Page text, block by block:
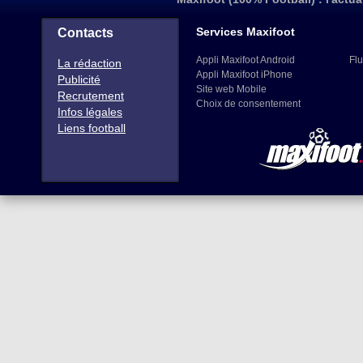
Contacts
La rédaction
Publicité
Recrutement
Infos légales
Liens football
Services Maxifoot
Appli Maxifoot Android
Appli Maxifoot iPhone
Site web Mobile
Choix de consentement